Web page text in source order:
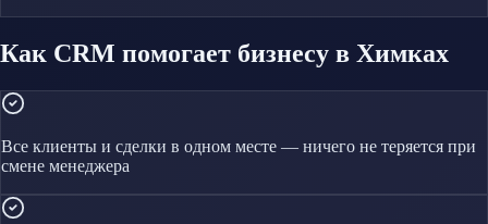
Как CRM помогает бизнесу в Химках
Все клиенты и сделки в одном месте — ничего не теряется при
смене менеджера